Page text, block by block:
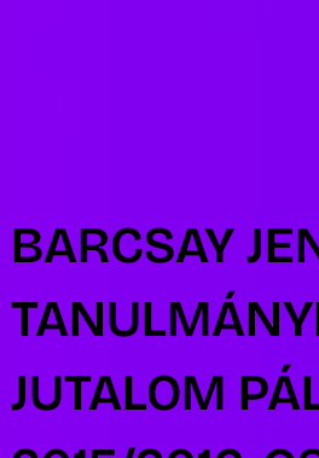
BARCSAY
JUTALOM